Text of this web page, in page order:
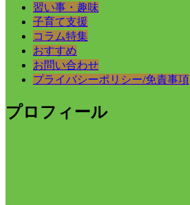
習い事・趣味
子育て支援
コラム特集
おすすめ
お問い合わせ
プライバシーポリシー/免責事項
プロフィール